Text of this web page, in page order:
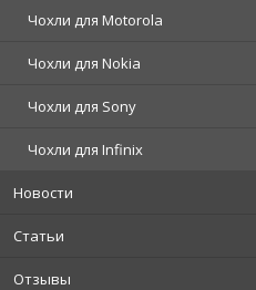
Чохли для Motorola
Чохли для Nokia
Чохли для Sony
Чохли для Infinix
Новости
Статьи
Отзывы